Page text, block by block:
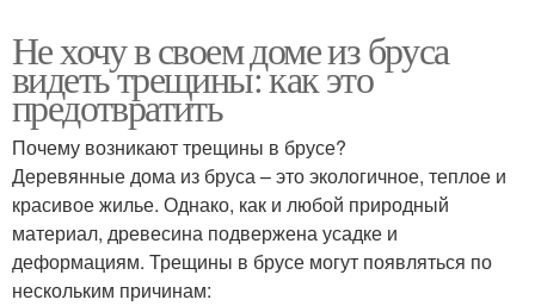
Не хочу в своем доме из бруса
видеть трещины: как это
предотвратить
Почему возникают трещины в брусе?
Деревянные дома из бруса – это экологичное, теплое и
красивое жилье. Однако, как и любой природный
материал, древесина подвержена усадке и
деформациям. Трещины в брусе могут появляться по
нескольким причинам: